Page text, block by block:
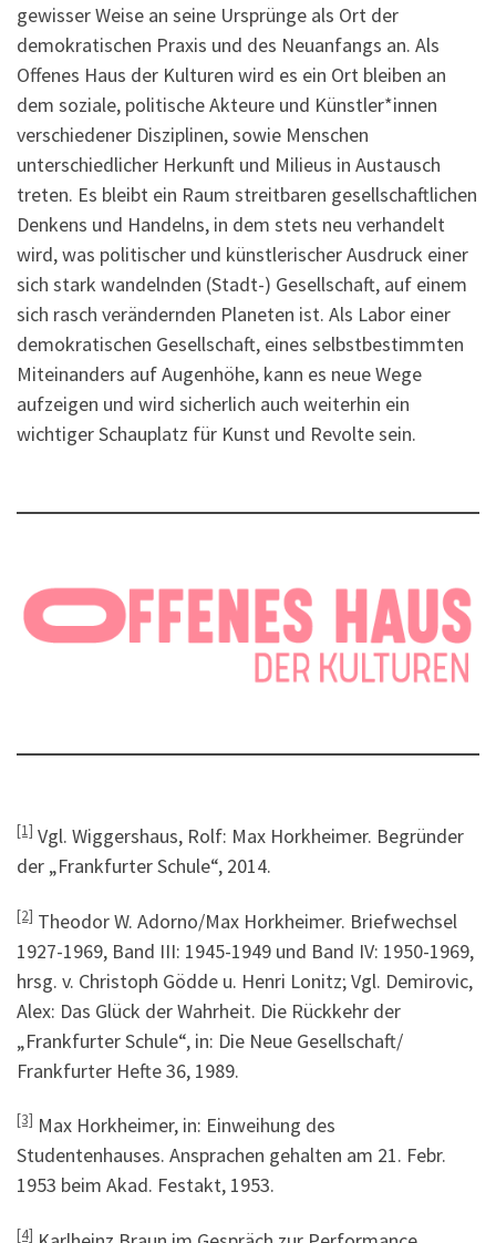
gewisser Weise an seine Ursprünge als Ort der
demokratischen Praxis und des Neuanfangs an. Als
Offenes Haus der Kulturen wird es ein Ort bleiben an
dem soziale, politische Akteure und Künstler*innen
verschiedener Disziplinen, sowie Menschen
unterschiedlicher Herkunft und Milieus in Austausch
treten. Es bleibt ein Raum streitbaren gesellschaftlichen
Denkens und Handelns, in dem stets neu verhandelt
wird, was politischer und künstlerischer Ausdruck einer
sich stark wandelnden (Stadt-) Gesellschaft, auf einem
sich rasch verändernden Planeten ist. Als Labor einer
demokratischen Gesellschaft, eines selbstbestimmten
Miteinanders auf Augenhöhe, kann es neue Wege
aufzeigen und wird sicherlich auch weiterhin ein
wichtiger Schauplatz für Kunst und Revolte sein.
[1] Vgl. Wiggershaus, Rolf: Max Horkheimer. Begründer
der „Frankfurter Schule“, 2014.
[2] Theodor W. Adorno/Max Horkheimer. Briefwechsel
1927-1969, Band III: 1945-1949 und Band IV: 1950-1969,
hrsg. v. Christoph Gödde u. Henri Lonitz; Vgl. Demirovic,
Alex: Das Glück der Wahrheit. Die Rückkehr der
„Frankfurter Schule“, in: Die Neue Gesellschaft/
Frankfurter Hefte 36, 1989.
[3] Max Horkheimer, in: Einweihung des
Studentenhauses. Ansprachen gehalten am 21. Febr.
1953 beim Akad. Festakt, 1953.
[4]